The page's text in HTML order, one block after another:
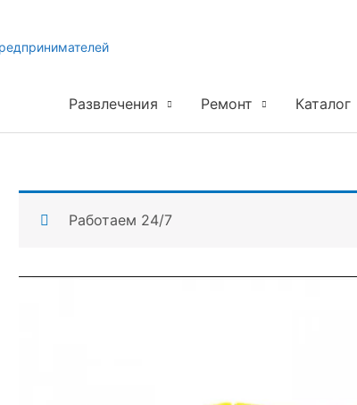
Развлечения Ремонт Каталог
Работаем 24/7